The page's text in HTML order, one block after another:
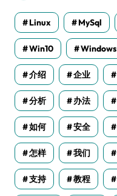
Linux MySql
Win10 Windows
介绍 企业
分析 办法
如何 安全
怎样 我们
支持 教程